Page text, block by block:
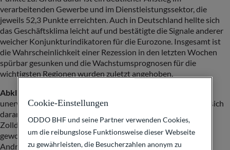
verarbeitenden Gewerbe und im Dienstleistungssektor, die
jeweils 52,3 Punkte erreichten. Auch in Deutschland hellte sich
das Geschäftsklima leicht auf und bestätigte die Signale anderer
weicher Konjunkturindikatoren für die Eurozone. Insgesamt ist
die Wahrscheinlichkeit einer Rezession in den letzten Wochen
spürbar gesunken und die Wachstumsprognosen für die
wichtigsten Regionen wurden zuletzt angehoben.
Abklingende Zolleffekte:
unerwarteter Turbulenzen gegeben, doch die Märkte haben sich
daran gewöhnt. Sie reagieren inzwischen gelassener auf
Zolldrohungen, da diese inzwischen weniger glaubwürdig
geworden sind. So verlor der Stoxx Europe 600 nach der
Androhung von Zöllen in Höhe von 50 % für Europa im Mai
Cookie-Einstellungen
ODDO BHF und seine Partner verwenden Cookies,
um die reibungslose Funktionsweise dieser Webseite
zu gewährleisten, die Besucherzahlen anonym zu